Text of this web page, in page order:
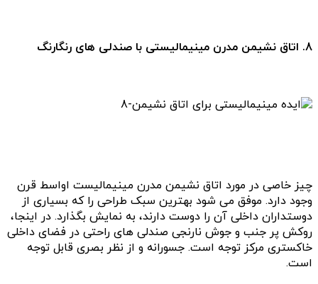
8. اتاق نشیمن مدرن مینیمالیستی با صندلی های رنگارنگ
چیز خاصی در مورد اتاق نشیمن مدرن مینیمالیست اواسط قرن
وجود دارد. موفق می شود بهترین سبک طراحی را که بسیاری از
دوستداران داخلی آن را دوست دارند، به نمایش بگذارد. در اینجا،
روکش پر جنب و جوش نارنجی صندلی های راحتی در فضای داخلی
خاکستری مرکز توجه است. جسورانه و از نظر بصری قابل توجه
است.